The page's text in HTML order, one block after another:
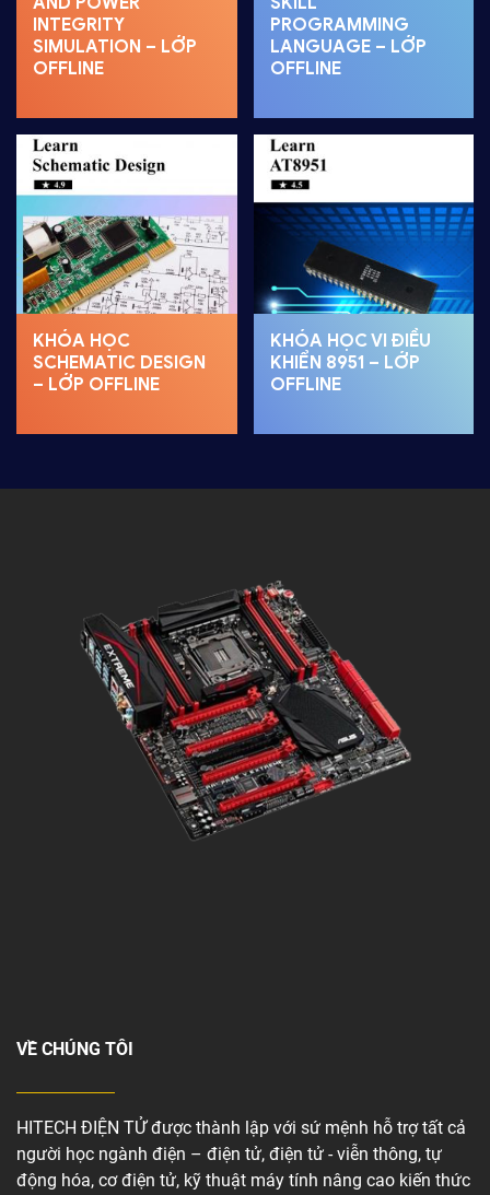
INTEGRITY
SIMULATION – LỚP
OFFLINE
PROGRAMMING
LANGUAGE – LỚP
OFFLINE
KHÓA HỌC
SCHEMATIC DESIGN
– LỚP OFFLINE
KHÓA HỌC VI ĐIỀU
KHIỂN 8951 – LỚP
OFFLINE
VỀ CHÚNG TÔI
HITECH ĐIỆN TỬ được thành lập với sứ mệnh hỗ trợ tất cả
người học ngành điện – điện tử, điện tử - viễn thông, tự
động hóa, cơ điện tử, kỹ thuật máy tính nâng cao kiến thức